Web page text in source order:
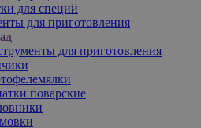
для специй
для приготовления
для приготовления
поварские